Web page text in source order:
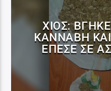
ΧΊΟΣ:
ΚΆΝΝΑΒΗ
ΈΠΕΣΕ ΣΕ